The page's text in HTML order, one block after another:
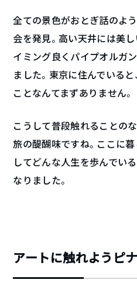
全ての景色がおとぎ話のよ
会を発見。高い天井には美
イミング良くパイプオルガ
ました。東京に住んでいる
ことなんてまずありません。
こうして普段触れることの
旅の醍醐味ですね。ここに
してどんな人生を歩んでい
なりました。
アートに触れようピ